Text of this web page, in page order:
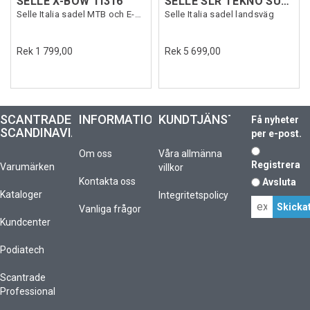
Rek 1 799,00
Selle Italia sadel landsväg
Rek 5 699,00
SCANTRADE
SCANDINAVIA
Varumärken
Kataloger
Kundcenter
Podiatech
Scantrade
Professional
INFORMATION
Om oss
Kontakta oss
Vanliga frågor
KUNDTJÄNST
Våra allmänna
villkor
Integritetspolicy
Få nyheter
per e-post.
Registrera
Avsluta